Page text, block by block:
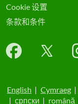
Cookie 设置
条款和条件
English | Cymraeg |
| српски | română